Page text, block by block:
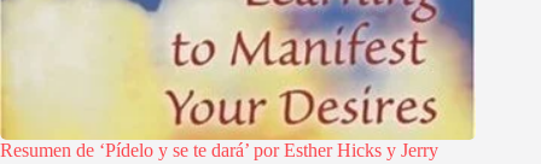
Resumen de ‘Pídelo y se te dará’ por Esther Hicks y Jerry